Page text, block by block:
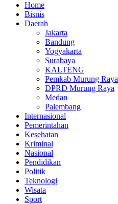
Home
Bisnis
Daerah
Jakarta
Bandung
Yogyakarta
Surabaya
KALTENG
Pemkab Murung Raya
DPRD Murung Raya
Medan
Palembang
Internasional
Pemerintahan
Kesehatan
Kriminal
Nasional
Pendidikan
Politik
Teknologi
Wisata
Sport